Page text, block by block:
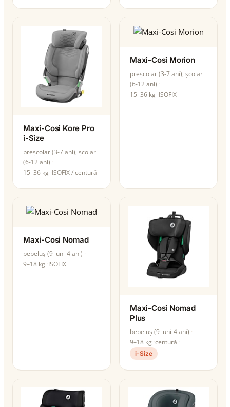
Maxi-Cosi Kore Pro
i-Size
preșcolar (3-7 ani), școlar
(6-12 ani)
15–36 kg ISOFIX / centură
Maxi-Cosi Morion
preșcolar (3-7 ani), școlar
(6-12 ani)
15–36 kg ISOFIX
Maxi-Cosi Nomad
bebeluș (9 luni-4 ani)
9–18 kg ISOFIX
Maxi-Cosi Nomad
Plus
bebeluș (9 luni-4 ani)
9–18 kg centură
i-Size